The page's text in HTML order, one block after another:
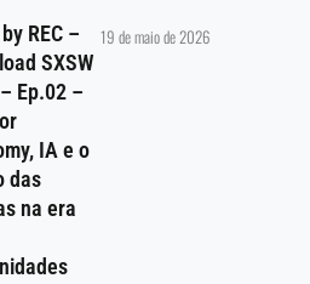
REC –
SXSW
Ep.02 –
IA e o
das
na era
19 de maio de 2026